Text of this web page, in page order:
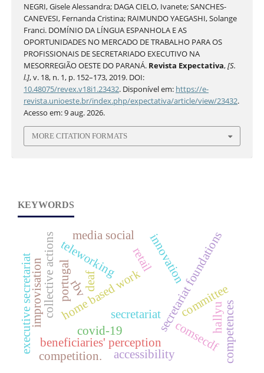
NEGRI, Gisele Alessandra; DAGA CIELO, Ivanete; SANCHES-
CANEVESI, Fernanda Cristina; RAIMUNDO YAEGASHI, Solange
Franci. DOMÍNIO DA LÍNGUA ESPANHOLA E AS
OPORTUNIDADES NO MERCADO DE TRABALHO PARA OS
PROFISSIONAIS DE SECRETARIADO EXECUTIVO NA
MESORREGIÃO OESTE DO PARANÁ. Revista Expectativa,[S.
l.], v. 18, n. 1, p. 152–173, 2019. DOI:
10.48075/revex.v18i1.23432. Disponível em: https://e-
revista.unioeste.br/index.php/expectativa/article/view/23432.
Acesso em: 9 aug. 2026.
MORE CITATION FORMATS
KEYWORDS
teleworking
home based work
secretariatsecretariat foundations
innovation
beneficiaries' perception
collective actions committee
comsecdf
improvisation
competences
covid-19
retail
hallyu
deaf
accessibility
rbv
media social
competition.
portugal
executive secretariat